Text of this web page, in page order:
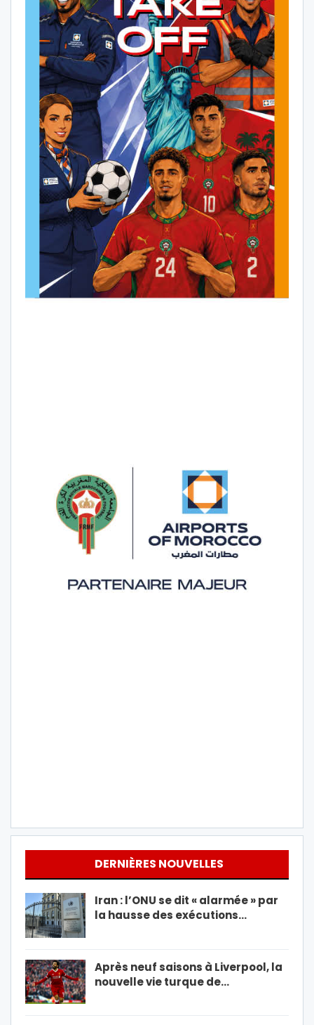
DERNIÈRES NOUVELLES
Iran : l’ONU se dit « alarmée » par
la hausse des exécutions…
Après neuf saisons à Liverpool, la
nouvelle vie turque de…